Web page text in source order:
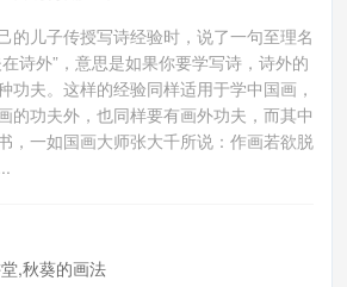
的儿子传授写诗经验时，说了一句至理名
诗外”，意思是如果你要学写诗，诗外的
功夫。这样的经验同样适用于学中国画，
的功夫外，也同样要有画外功夫，而其中
，一如国画大师张大千所说：作画若欲脱
,秋葵的画法